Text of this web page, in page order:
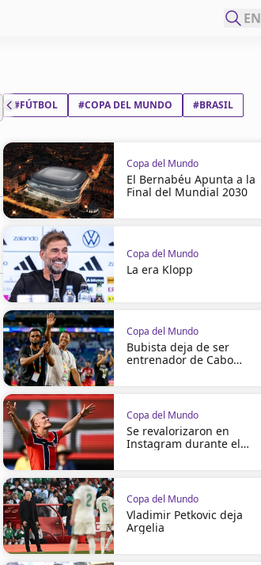
EN
#FÚTBOL #COPA DEL MUNDO #BRASIL
Copa del Mundo
El Bernabéu Apunta a la
Final del Mundial 2030
Copa del Mundo
La era Klopp
Copa del Mundo
Bubista deja de ser
entrenador de Cabo
Copa del Mundo
Se revalorizaron en
Instagram durante el
Copa del Mundo
Vladimir Petkovic deja
Argelia